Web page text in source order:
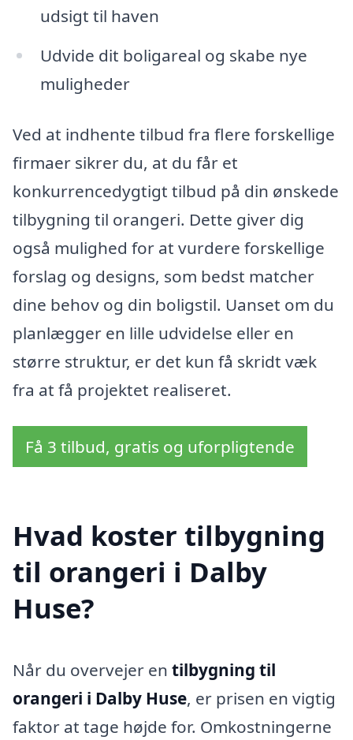
udsigt til haven
Udvide dit boligareal og skabe nye
muligheder
Ved at indhente tilbud fra flere forskellige
firmaer sikrer du, at du får et
konkurrencedygtigt tilbud på din ønskede
tilbygning til orangeri. Dette giver dig
også mulighed for at vurdere forskellige
forslag og designs, som bedst matcher
dine behov og din boligstil. Uanset om du
planlægger en lille udvidelse eller en
større struktur, er det kun få skridt væk
fra at få projektet realiseret.
Få 3 tilbud, gratis og uforpligtende
Hvad koster tilbygning
til orangeri i Dalby
Huse?
Når du overvejer en tilbygning til
orangeri i Dalby Huse, er prisen en vigtig
faktor at tage højde for. Omkostningerne